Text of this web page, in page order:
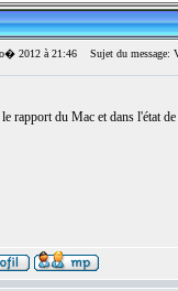
2012 à 21:46 Sujet du message:
rapport du Mac et dans l'état